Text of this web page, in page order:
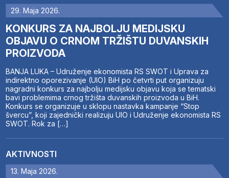
29. Maja 2026.
KONKURS ZA NAJBOLJU MEDIJSKU
OBJAVU O CRNOM TRŽIŠTU DUVANSKIH
PROIZVODA
BANJA LUKA – Udruženje ekonomista RS SWOT i Uprava za
indirektno oporezivanje (UIO) BiH po četvrti put organizuju
nagradni konkurs za najbolju medijsku objavu koja se tematski
bavi problemima crnog tržišta duvanskih proizvoda u BiH.
Konkurs se organizuje u sklopu nastavka kampanje “Stop
švercu”, koji zajednički realizuju UIO i Udruženje ekonomista RS
SWOT. Rok za […]
AKTIVNOSTI
13. Maja 2026.